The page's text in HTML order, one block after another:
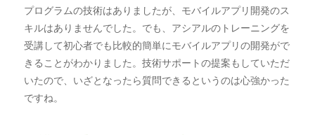
プログラムの技術はありましたが、モバイルアプリ開発のス
キルはありませんでした。でも、アシアルのトレーニングを
受講して初心者でも比較的簡単にモバイルアプリの開発がで
きることがわかりました。技術サポートの提案もしていただ
いたので、いざとなったら質問できるというのは心強かった
ですね。